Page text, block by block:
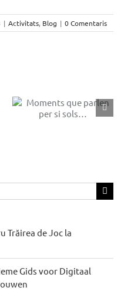
| Activitats, Blog | 0 Comentaris
El terrat de
Moragas
Trăirea de Joc la
Gids voor Digitaal